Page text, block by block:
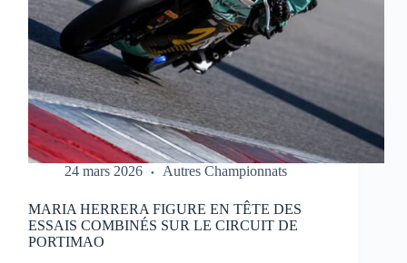
24 mars 2026 Autres Championnats
MARIA HERRERA FIGURE EN TÊTE DES
ESSAIS COMBINÉS SUR LE CIRCUIT DE
PORTIMAO